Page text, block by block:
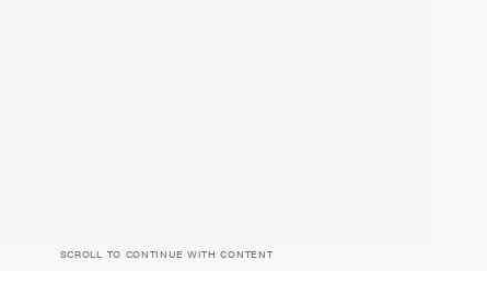
SCROLL TO CONTINUE WITH CONTENT